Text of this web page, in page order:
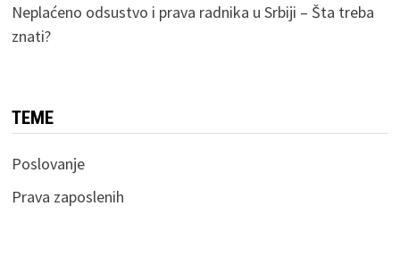
Neplaćeno odsustvo i prava radnika u Srbiji – Šta treba
znati?
TEME
Poslovanje
Prava zaposlenih